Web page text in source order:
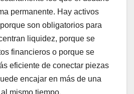
permanente. Hay activos
son obligatorios para
liquidez, porque se
financieros o porque se
eficiente de conectar piezas
encajar en más de una
mismo tiempo,